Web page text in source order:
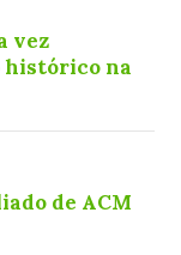
vez
histórico na
de ACM